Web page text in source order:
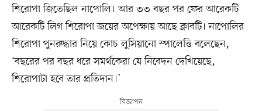
শিরোপা জিতেছিল নাপোলি। আর ৩৩ বছর পর ফের আরেকটি
আরেকটি লিগ শিরোপা জয়ের অপেক্ষায় আছে ক্লাবটি। নাপোলির
শিরোপা পুনরুদ্ধার নিয়ে কোচ লুসিয়ানো স্পালেত্তি বলেছেন,
‘বছরের পর বছর ধরে সমর্থকেরা যে নিবেদন দেখিয়েছে,
শিরোপাটা হবে তার প্রতিদান।’